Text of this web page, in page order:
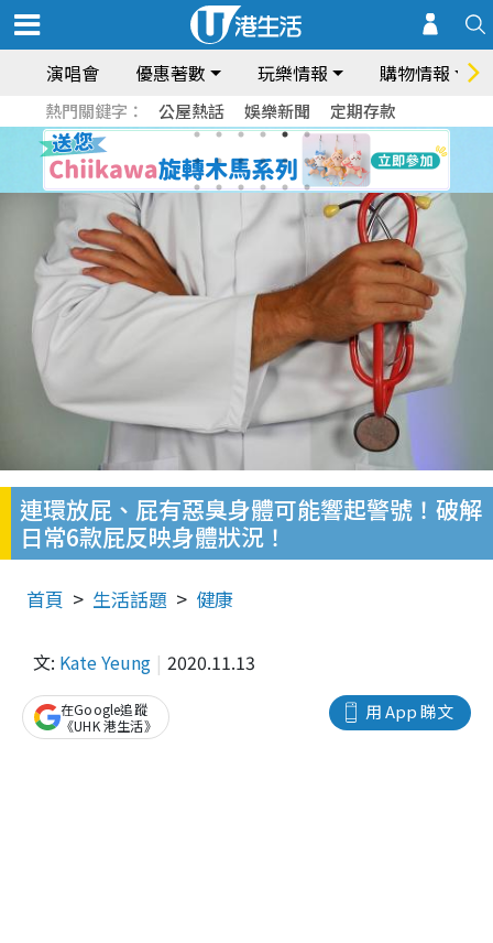
演唱會 優惠著數 玩樂情報 購物情報
熱門關鍵字： 公屋熱話 娛樂新聞 定期存款
連環放屁、屁有惡臭身體可能響起警號！破解
日常6款屁反映身體狀況！
首頁 生活話題 健康
文: Kate Yeung 2020.11.13
用 App 睇文
在Google追蹤
《UHK 港生活》